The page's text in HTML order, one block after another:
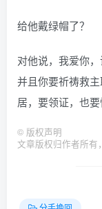
给他戴绿帽了？
对他说，我爱你，
并且你要祈祷救
居，要领证，也要
© 版权声明
文章版权归作者所有